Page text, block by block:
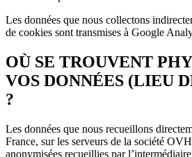
Les données que nous collectons
de cookies sont transmises à Google
OÙ SE TROUVENT
VOS DONNÉES (LIEU
?
Les données que nous recueillons
France, sur les serveurs de la société
anonymisées recueillies par